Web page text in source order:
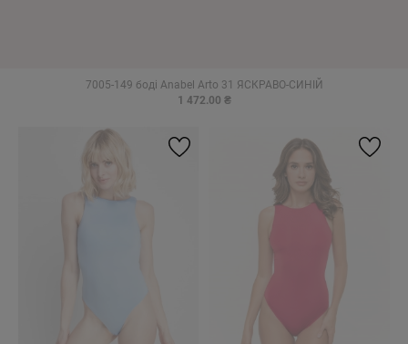
7005-149 боді Anabel Arto 31 ЯСКРАВО-СИНІЙ
1 472.00 ₴